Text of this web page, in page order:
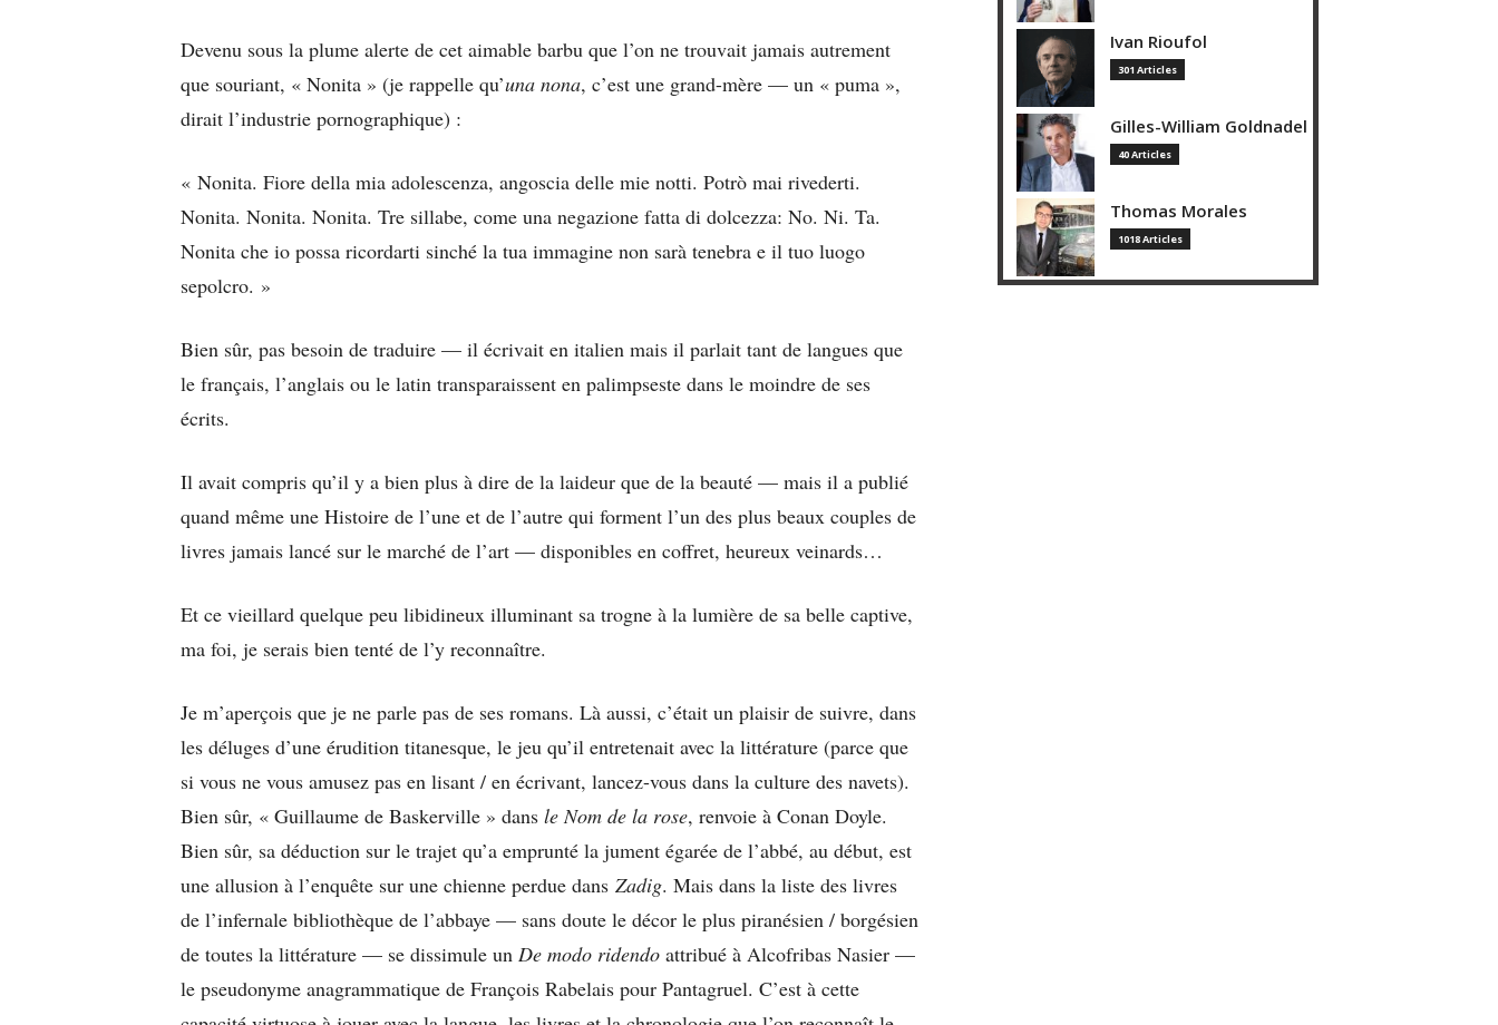
Devenu sous la plume alerte de cet aimable barbu que l’on ne trouvait jamais autrement
que souriant, « Nonita » (je rappelle qu’una nona, c’est une grand-mère — un « puma »,
dirait l’industrie pornographique) :
« Nonita. Fiore della mia adolescenza, angoscia delle mie notti. Potrò mai rivederti.
Nonita. Nonita. Nonita. Tre sillabe, come una negazione fatta di dolcezza: No. Ni. Ta.
Nonita che io possa ricordarti sinché la tua immagine non sarà tenebra e il tuo luogo
sepolcro. »
Bien sûr, pas besoin de traduire — il écrivait en italien mais il parlait tant de langues que
le français, l’anglais ou le latin transparaissent en palimpseste dans le moindre de ses
écrits.
Il avait compris qu’il y a bien plus à dire de la laideur que de la beauté — mais il a publié
quand même une Histoire de l’une et de l’autre qui forment l’un des plus beaux couples de
livres jamais lancé sur le marché de l’art — disponibles en coffret, heureux veinards…
Et ce vieillard quelque peu libidineux illuminant sa trogne à la lumière de sa belle captive,
ma foi, je serais bien tenté de l’y reconnaître.
Je m’aperçois que je ne parle pas de ses romans. Là aussi, c’était un plaisir de suivre, dans
les déluges d’une érudition titanesque, le jeu qu’il entretenait avec la littérature (parce que
si vous ne vous amusez pas en lisant / en écrivant, lancez-vous dans la culture des navets).
Bien sûr, « Guillaume de Baskerville » dans le Nom de la rose, renvoie à Conan Doyle.
Bien sûr, sa déduction sur le trajet qu’a emprunté la jument égarée de l’abbé, au début, est
une allusion à l’enquête sur une chienne perdue dans Zadig. Mais dans la liste des livres
de l’infernale bibliothèque de l’abbaye — sans doute le décor le plus piranésien / borgésien
de toutes la littérature — se dissimule un De modo ridendo attribué à Alcofribas Nasier —
le pseudonyme anagrammatique de François Rabelais pour Pantagruel. C’est à cette
Ivan Rioufol
301 Articles
Gilles-William Goldnadel
40 Articles
Thomas Morales
1018 Articles